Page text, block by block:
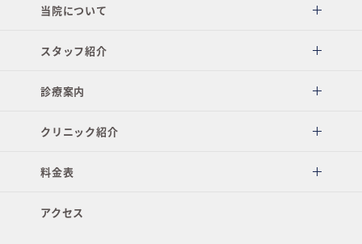
当院について
スタッフ紹介
診療案内
クリニック紹介
料金表
アクセス